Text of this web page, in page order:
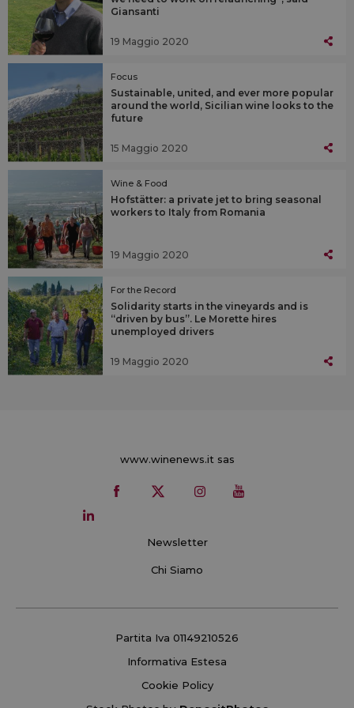
Giansanti
19 Maggio 2020
Focus
Sustainable, united, and ever more popular
around the world, Sicilian wine looks to the
future
15 Maggio 2020
Wine & Food
Hofstätter: a private jet to bring seasonal
workers to Italy from Romania
19 Maggio 2020
For the Record
Solidarity starts in the vineyards and is
“driven by bus”. Le Morette hires
unemployed drivers
19 Maggio 2020
www.winenews.it sas
Newsletter
Chi Siamo
Partita Iva 01149210526
Informativa Estesa
Cookie Policy